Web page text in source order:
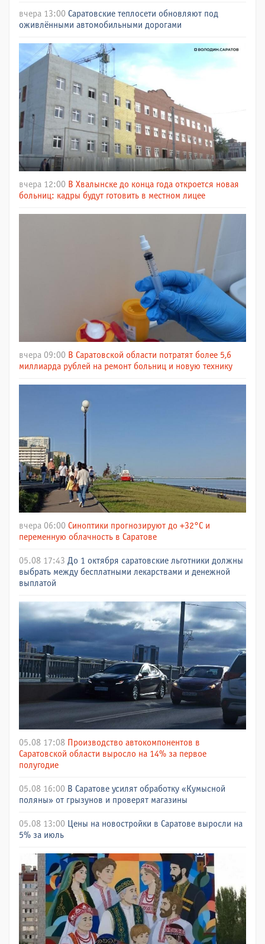
вчера 13:00 Саратовские теплосети обновляют под
оживлёнными автомобильными дорогами
вчера 12:00 В Хвалынске до конца года откроется новая
больниц: кадры будут готовить в местном лицее
вчера 09:00 В Саратовской области потратят более 5,6
миллиарда рублей на ремонт больниц и новую технику
вчера 06:00 Синоптики прогнозируют до +32°C и
переменную облачность в Саратове
05.08 17:43 До 1 октября саратовские льготники должны
выбрать между бесплатными лекарствами и денежной
выплатой
05.08 17:08 Производство автокомпонентов в
Саратовской области выросло на 14% за первое
полугодие
05.08 16:00 В Саратове усилят обработку «Кумысной
поляны» от грызунов и проверят магазины
05.08 13:00 Цены на новостройки в Саратове выросли на
5% за июль